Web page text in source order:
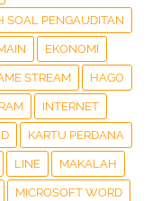
SOAL PENGAUDITAN
EKONOMI
STREAM HAGO
INTERNET
KARTU PERDANA
LINE MAKALAH
MICROSOFT WORD